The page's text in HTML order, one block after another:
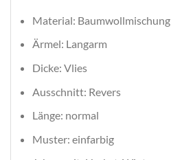
Material: Baumwollmischung
Ärmel: Langarm
Dicke: Vlies
Ausschnitt: Revers
Länge: normal
Muster: einfarbig